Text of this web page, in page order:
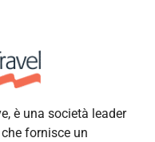
è una società leader
fornisce un